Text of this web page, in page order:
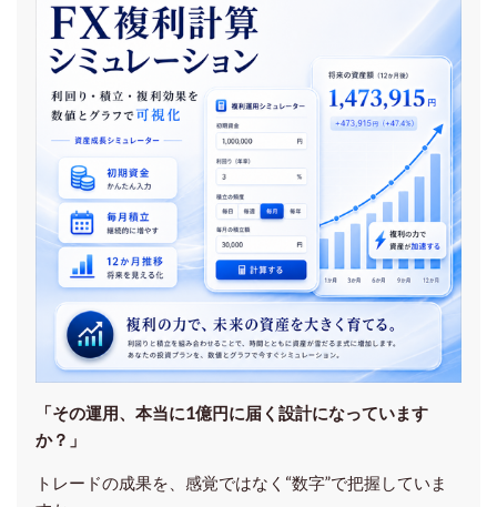
「その運用、本当に1億円に届く設計になっています
か？」
トレードの成果を、感覚ではなく“数字”で把握していま